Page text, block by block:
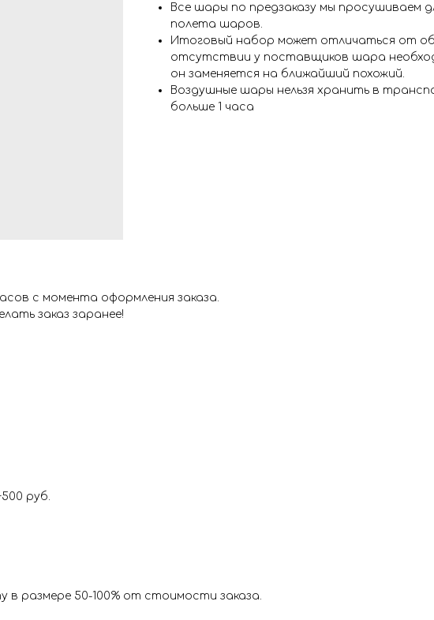
Все шары по предзаказу мы просушиваем
полета шаров.
Итоговый набор может отличаться от
отсутствии у поставщиков шара
он заменяется на ближайший похожий.
Воздушные шары нельзя хранить в
больше 1 часа
с момента оформления заказа.
заказ заранее!
руб.
в размере 50-100% от стоимости заказа.